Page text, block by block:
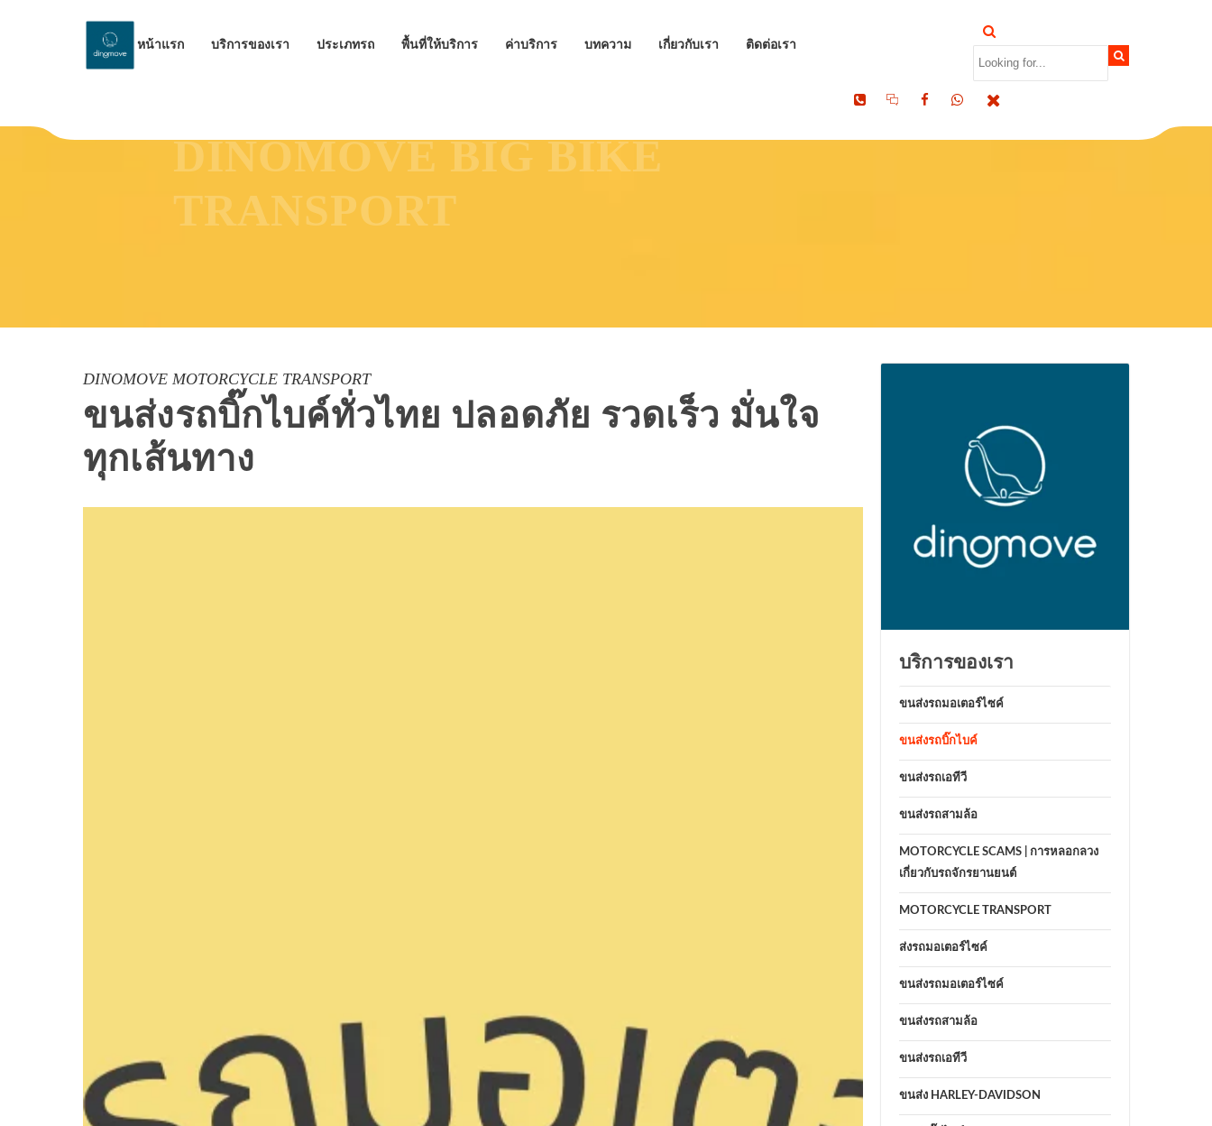
หน้าแรก บริการของเรา ประเภทรถ พื้นที่ให้บริการ ค่าบริการ บทความ เกี่ยวกับเรา ติดต่อเรา
DINOMOVE BIG BIKE
TRANSPORT
DINOMOVE MOTORCYCLE TRANSPORT
ขนส่งรถบิ๊กไบค์ทั่วไทย ปลอดภัย รวดเร็ว มั่นใจ
ทุกเส้นทาง
บริการของเรา
ขนส่งรถมอเตอร์ไซค์
ขนส่งรถบิ๊กไบค์
ขนส่งรถเอทีวี
ขนส่งรถสามล้อ
MOTORCYCLE SCAMS | การหลอกลวง
เกี่ยวกับรถจักรยานยนต์
MOTORCYCLE TRANSPORT
ส่งรถมอเตอร์ไซค์
ขนส่งรถมอเตอร์ไซค์
ขนส่งรถสามล้อ
ขนส่งรถเอทีวี
ขนส่ง HARLEY-DAVIDSON